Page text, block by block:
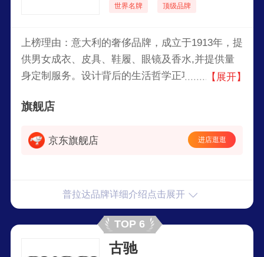
世界名牌 顶级品牌
上榜理由：意大利的奢侈品牌，成立于1913年，提
供男女成衣、皮具、鞋履、眼镜及香水,并提供量
身定制服务。设计背后的生活哲学正巧契合现代人
能与美学之间取得完美平衡，不但是时尚潮流的展
【展开】
旗舰店
京东旗舰店 进店逛逛
普拉达品牌详细介绍点击展开
TOP 6
古驰